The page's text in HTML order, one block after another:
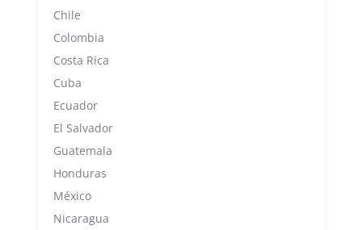
Chile
Colombia
Costa Rica
Cuba
Ecuador
El Salvador
Guatemala
Honduras
México
Nicaragua